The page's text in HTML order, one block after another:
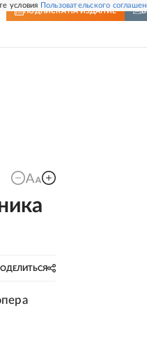
условия Пользовательского
ПОДПИСКА НА ИЗДАНИЕ